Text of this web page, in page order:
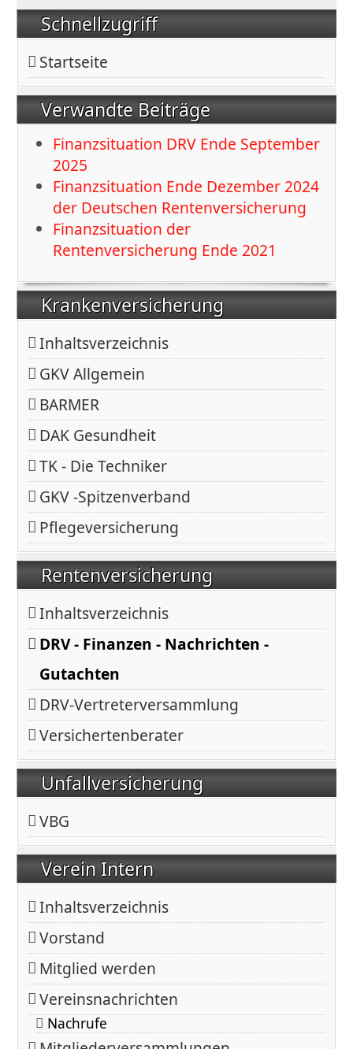
Schnellzugriff
Startseite
Verwandte Beiträge
Finanzsituation DRV Ende September
2025
Finanzsituation Ende Dezember 2024
der Deutschen Rentenversicherung
Finanzsituation der
Rentenversicherung Ende 2021
Krankenversicherung
Inhaltsverzeichnis
GKV Allgemein
BARMER
DAK Gesundheit
TK - Die Techniker
GKV -Spitzenverband
Pflegeversicherung
Rentenversicherung
Inhaltsverzeichnis
DRV - Finanzen - Nachrichten -
Gutachten
DRV-Vertreterversammlung
Versichertenberater
Unfallversicherung
VBG
Verein Intern
Inhaltsverzeichnis
Vorstand
Mitglied werden
Vereinsnachrichten
Nachrufe